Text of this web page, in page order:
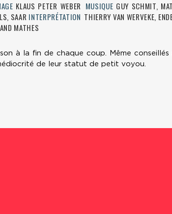
KLAUS PETER WEBER MUSIQUE GUY SCHMIT,
SAAR INTERPRÉTATION THIERRY VAN WERVEKE,
MATHES
à la fin de chaque coup. Même
de leur statut de petit voyou.